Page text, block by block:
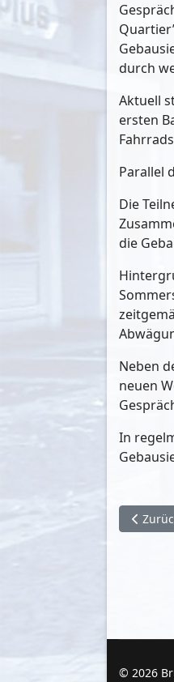
durch
Aktuell
ersten
Parallel
Die
die
Neben
neuen
In
© 2026